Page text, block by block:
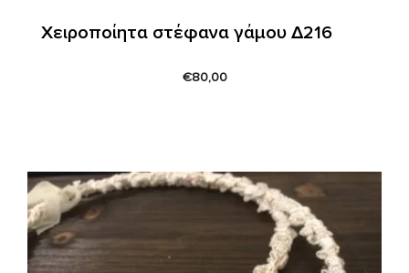
Χειροποίητα στέφανα γάμου Δ216
€80,00